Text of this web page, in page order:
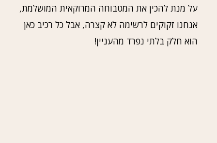
על מנת להכין את המטבוחה המרוקאית המושלמת,
אנחנו זקוקים לרשימה לא קצרה, אבל כל רכיב כאן
הוא חלק בלתי נפרד מהעניין!